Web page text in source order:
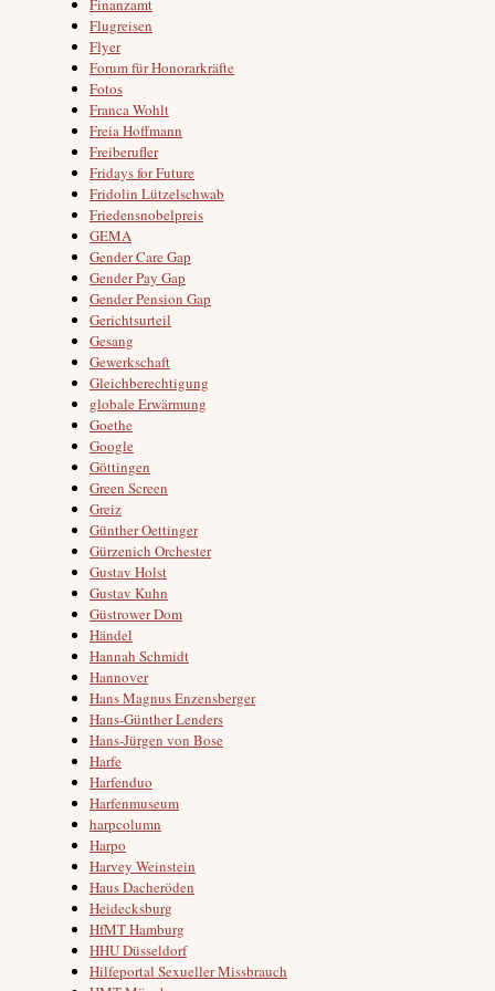
Finanzamt
Flugreisen
Flyer
Forum für Honorarkräfte
Fotos
Franca Wohlt
Freia Hoffmann
Freiberufler
Fridays for Future
Fridolin Lützelschwab
Friedensnobelpreis
GEMA
Gender Care Gap
Gender Pay Gap
Gender Pension Gap
Gerichtsurteil
Gesang
Gewerkschaft
Gleichberechtigung
globale Erwärmung
Goethe
Google
Göttingen
Green Screen
Greiz
Günther Oettinger
Gürzenich Orchester
Gustav Holst
Gustav Kuhn
Güstrower Dom
Händel
Hannah Schmidt
Hannover
Hans Magnus Enzensberger
Hans-Günther Lenders
Hans-Jürgen von Bose
Harfe
Harfenduo
Harfenmuseum
harpcolumn
Harpo
Harvey Weinstein
Haus Dacheröden
Heidecksburg
HfMT Hamburg
HHU Düsseldorf
Hilfeportal Sexueller Missbrauch